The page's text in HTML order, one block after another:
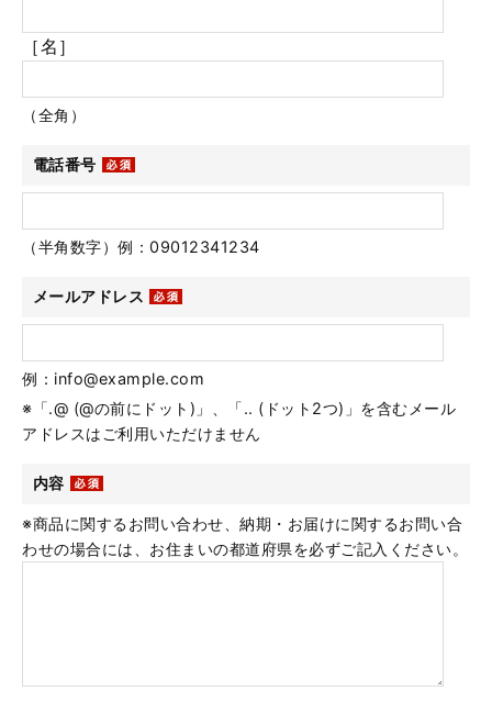
［名］
（全角）
電話番号
（半角数字）例：09012341234
メールアドレス
例：info@example.com
※「.@ (@の前にドット)」、「.. (ドット2つ)」を含むメール
アドレスはご利用いただけません
内容
※商品に関するお問い合わせ、納期・お届けに関するお問い合
わせの場合には、お住まいの都道府県を必ずご記入ください。